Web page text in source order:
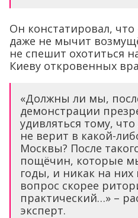
Он констатировал, что
даже не мычит
не спешит охотиться
Киеву откровенных
«Должны ли мы,
демонстрации
удивляться тому,
не верит в какой-
Москвы? После
пощёчин, которые
годы, и никак на них
вопрос скорее
практический…» –
эксперт.